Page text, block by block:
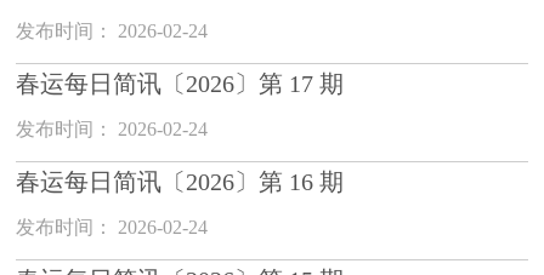
发布时间： 2026-02-24
春运每日简讯〔2026〕第 17 期
发布时间： 2026-02-24
春运每日简讯〔2026〕第 16 期
发布时间： 2026-02-24